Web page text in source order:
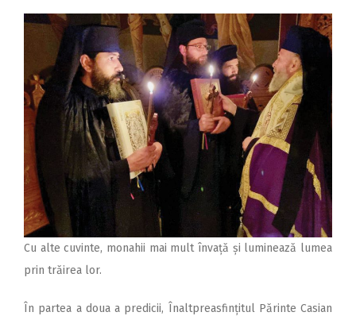
Cu alte cuvinte, monahii mai mult învață și luminează lumea
prin trăirea lor.
În partea a doua a predicii, Înaltpreasfințitul Părinte Casian